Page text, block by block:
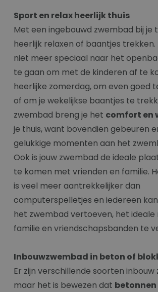
Sport en relax heerlijk thuis
Met een ingebouwd zwembad bij je
heerlijk relaxen of baantjes trekken.
niet meer speciaal naar het
te gaan om met de kinderen af te
heerlijke zomerdag, om even goed
of om je wekelijkse baantjes te
zwembad breng je het comfort en
je thuis, want bovendien gebeuren
gelukkige momenten aan het
Ook is jouw zwembad de ideale
te komen met vrienden en familie.
is veel meer aantrekkelijker dan
computerspelletjes en iedereen
het zwembad vertoeven, het
familie en vriendschapsbanden te
Inbouwzwembad in beton of
Er zijn verschillende soorten
maar het is bewezen dat betonnen